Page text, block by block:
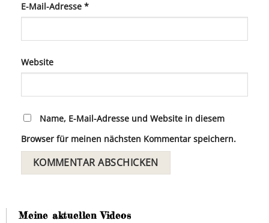
E-Mail-Adresse *
Website
Name, E-Mail-Adresse und Website in diesem
Browser für meinen nächsten Kommentar speichern.
Meine aktuellen Videos